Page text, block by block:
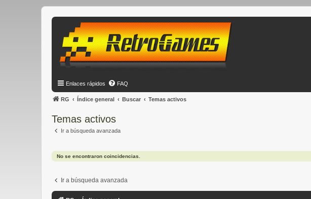
Enlaces rápidos FAQ
RG Índice general Buscar Temas activos
Temas activos
Ir a búsqueda avanzada
No se encontraron coincidencias.
Ir a búsqueda avanzada